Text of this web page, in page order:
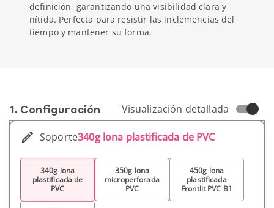
definición, garantizando una visibilidad clara y
nítida. Perfecta para resistir las inclemencias del
tiempo y mantener su forma.
1. Conf­iguración Visualización detallada
Soporte340g lona plastificada de PVC
340g lona
plastificada de
PVC
350g lona
microperforada
PVC
450g lona
plastificada
Frontlit PVC B1